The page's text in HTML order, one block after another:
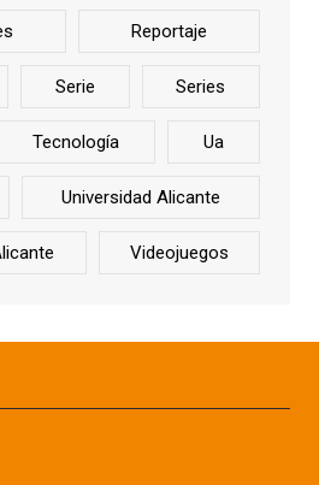
Reportaje
Serie Series
Tecnología Ua
Universidad Alicante
Videojuegos